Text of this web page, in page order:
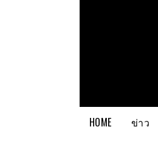
HOME ข่าว